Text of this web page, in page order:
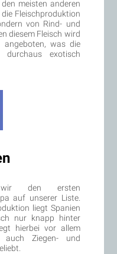
meisten anderen
Fleischproduktion
von Rind- und
diesem Fleisch wird
angeboten, was die
durchaus exotisch
den ersten
auf unserer Liste.
liegt Spanien
nur knapp hinter
hierbei vor allem
auch Ziegen- und